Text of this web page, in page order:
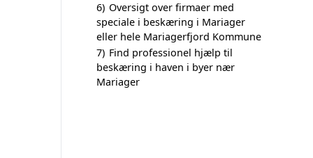
6) Oversigt over firmaer med
speciale i beskæring i Mariager
eller hele Mariagerfjord Kommune
7) Find professionel hjælp til
beskæring i haven i byer nær
Mariager